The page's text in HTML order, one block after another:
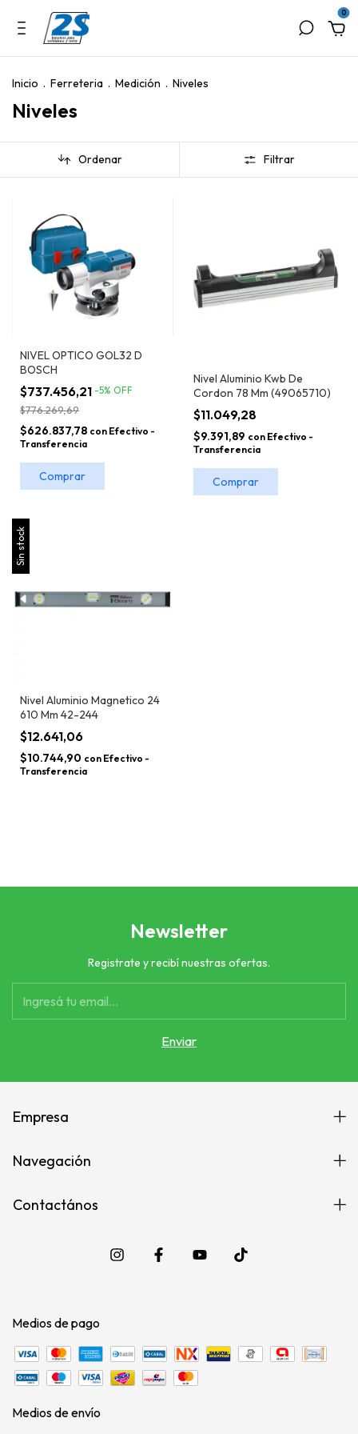
0
Inicio . Ferreteria . Medición . Niveles
Niveles
Ordenar Filtrar
NIVEL OPTICO GOL32 D
BOSCH
$737.456,21 -5% OFF
$776.269,69
$626.837,78 con Efectivo -
Transferencia
Nivel Aluminio Kwb De
Cordon 78 Mm (49065710)
$11.049,28
$9.391,89 con Efectivo -
Transferencia
Sin stock
Nivel Aluminio Magnetico 24
610 Mm 42-244
$12.641,06
$10.744,90 con Efectivo -
Transferencia
Newsletter
Registrate y recibí nuestras ofertas.
Empresa
Navegación
Contactános
Medios de pago
Medios de envío